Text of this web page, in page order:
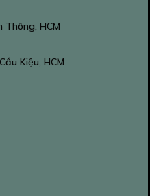
Thông, HCM
Kiệu, HCM